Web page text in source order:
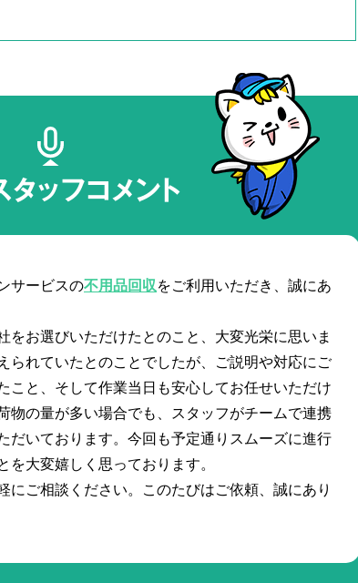
ッフコメント
サービスの不用品回収をご利用いただき、誠にあ
をお選びいただけたとのこと、大変光栄に思いま
られていたとのことでしたが、ご説明や対応にご
こと、そして作業当日も安心してお任せいただけ
物の量が多い場合でも、スタッフがチームで連携
だいております。今回も予定通りスムーズに進行
大変嬉しく思っております。
ご相談ください。このたびはご依頼、誠にあり